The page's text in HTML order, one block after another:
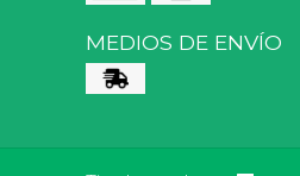
MEDIOS DE ENVÍO